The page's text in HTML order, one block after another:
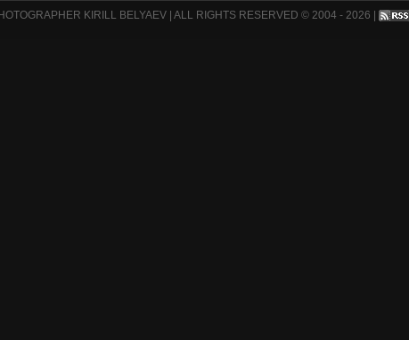
KIRILL BELYAEV| ALL RIGHTS RESERVED © 2004 - 2026